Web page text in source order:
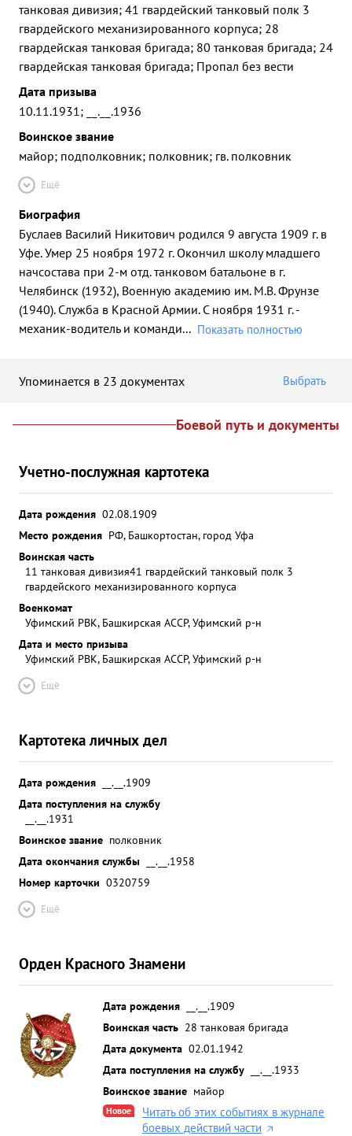
танковая дивизия; 41 гвардейский танковый полк 3
гвардейского механизированного корпуса; 28
гвардейская танковая бригада; 80 танковая бригада; 24
гвардейская танковая бригада; Пропал без вести
Дата призыва
10.11.1931; __.__.1936
Воинское звание
майор; подполковник; полковник; гв. полковник
Ещё
Биография
Буслаев Василий Никитович родился 9 августа 1909 г. в
Уфе. Умер 25 ноября 1972 г. Окончил школу младшего
начсостава при 2-м отд. танковом батальоне в г.
Челябинск (1932), Военную академию им. М.В. Фрунзе
(1940). Служба в Красной Армии. С ноября 1931 г. -
механик-водитель и команди... Показать полностью
Упоминается в 23 документах Выбрать
Боевой путь и документы
Учетно-послужная картотека
Дата рождения 02.08.1909
Место рождения РФ, Башкортостан, город Уфа
Воинская часть
11 танковая дивизия41 гвардейский танковый полк 3
гвардейского механизированного корпуса
Военкомат
Уфимский РВК, Башкирская АССР, Уфимский р-н
Дата и место призыва
Уфимский РВК, Башкирская АССР, Уфимский р-н
Ещё
Картотека личных дел
Дата рождения
__.__.1909
Дата поступления на службу
__.__.1931
Воинское звание полковник
Дата окончания службы
__.__.1958
Номер карточки 0320759
Ещё
Орден Красного Знамени
Дата рождения
__.__.1909
Воинская часть 28 танковая бригада
Дата документа 02.01.1942
Дата поступления на службу
__.__.1933
Воинское звание майор
Новое
Читать об этих событиях в журнале
боевых действий части